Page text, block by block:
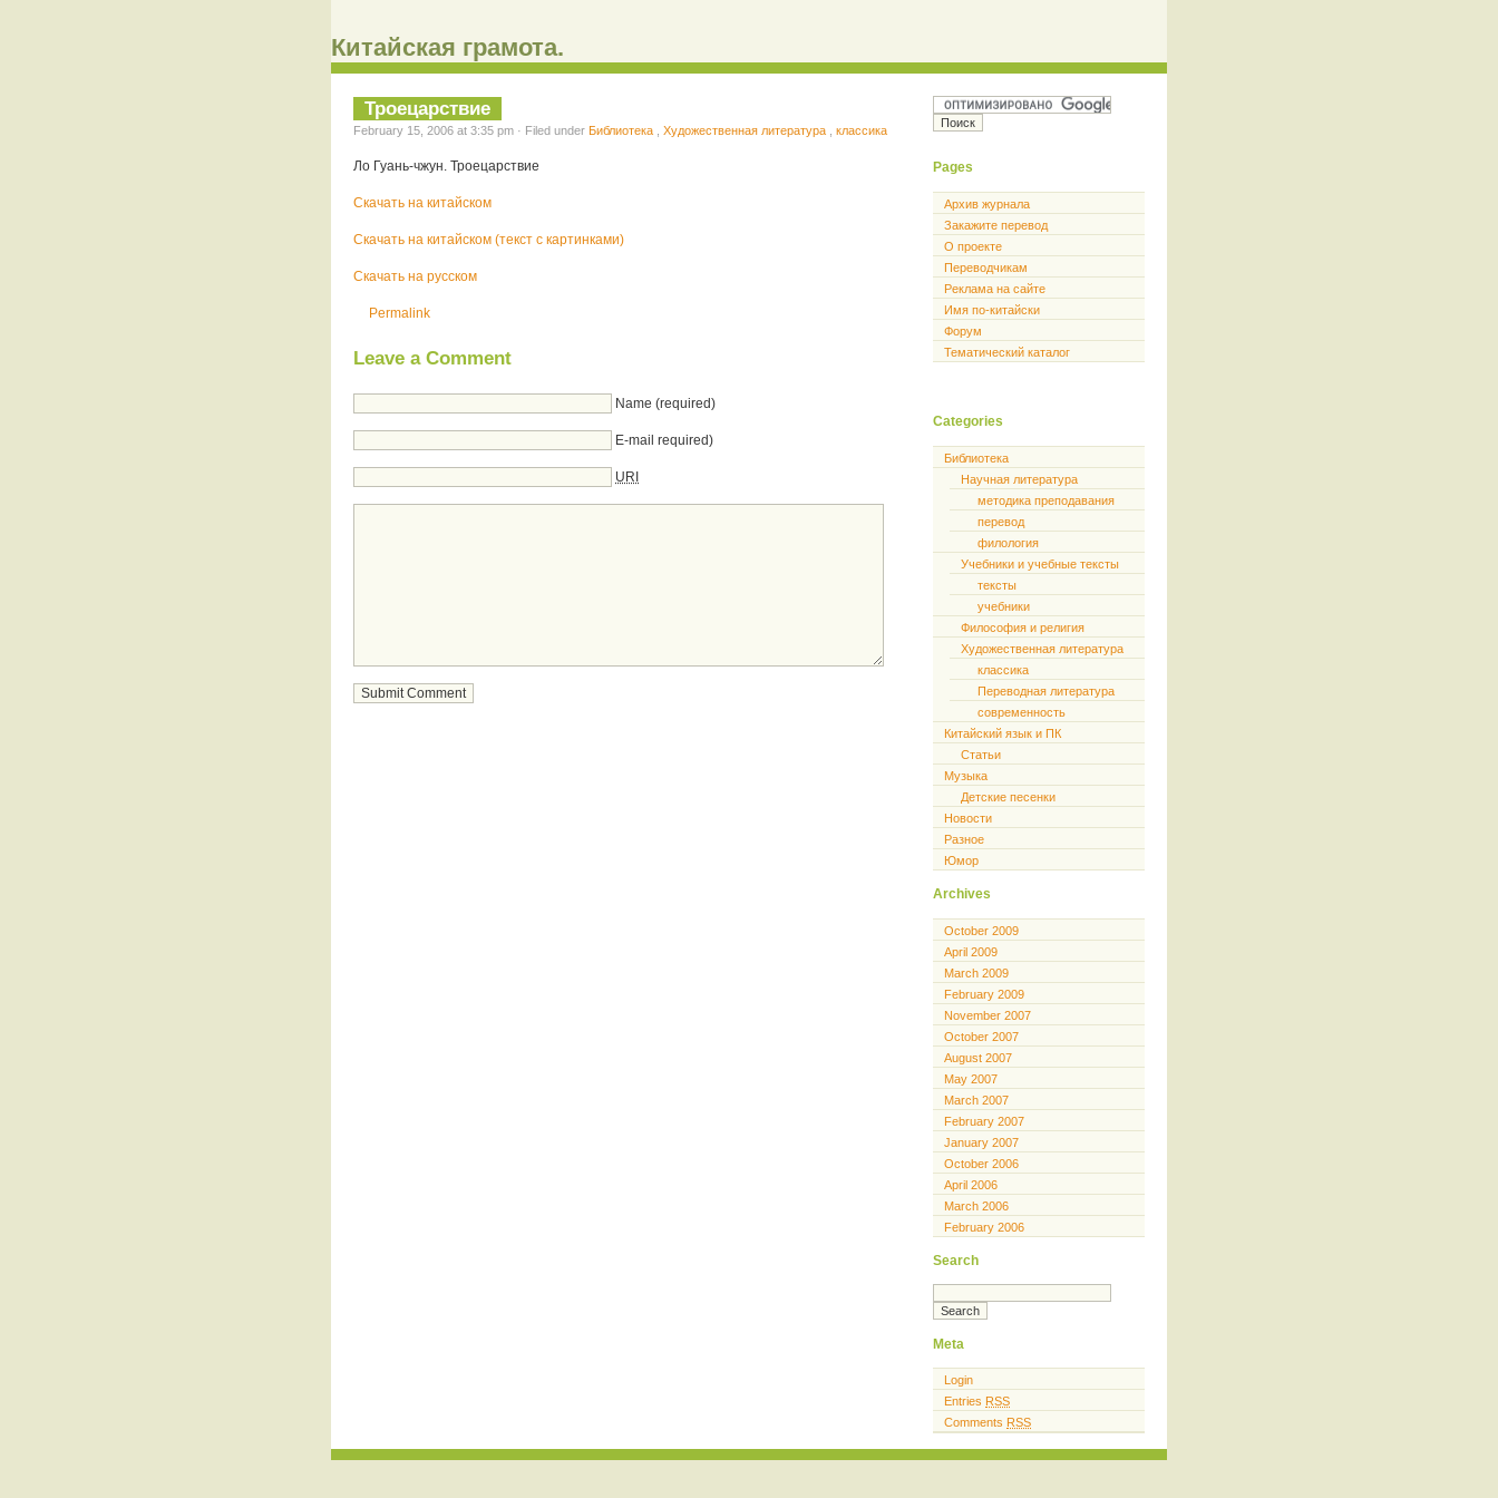
Китайская грамота.
Троецарствие
February 15, 2006 at 3:35 pm · Filed under Библиотека Художественная литература классика
Ло Гуань-чжун. Троецарствие
Скачать на китайском
Скачать на китайском (текст с картинками)
Скачать на русском
Permalink
Leave a Comment
Name (required)
E-mail required)
URI
Pages
Архив журнала
Закажите перевод
О проекте
Переводчикам
Реклама на сайте
Имя по-китайски
Форум
Тематический каталог
Categories
Библиотека
Научная литература
методика преподавания
перевод
филология
Учебники и учебные тексты
тексты
учебники
Философия и религия
Художественная литература
классика
Переводная литература
современность
Китайский язык и ПК
Статьи
Музыка
Детские песенки
Новости
Разное
Юмор
Archives
October 2009
April 2009
March 2009
February 2009
November 2007
October 2007
August 2007
May 2007
March 2007
February 2007
January 2007
October 2006
April 2006
March 2006
February 2006
Search
Meta
Login
Entries RSS
Comments RSS